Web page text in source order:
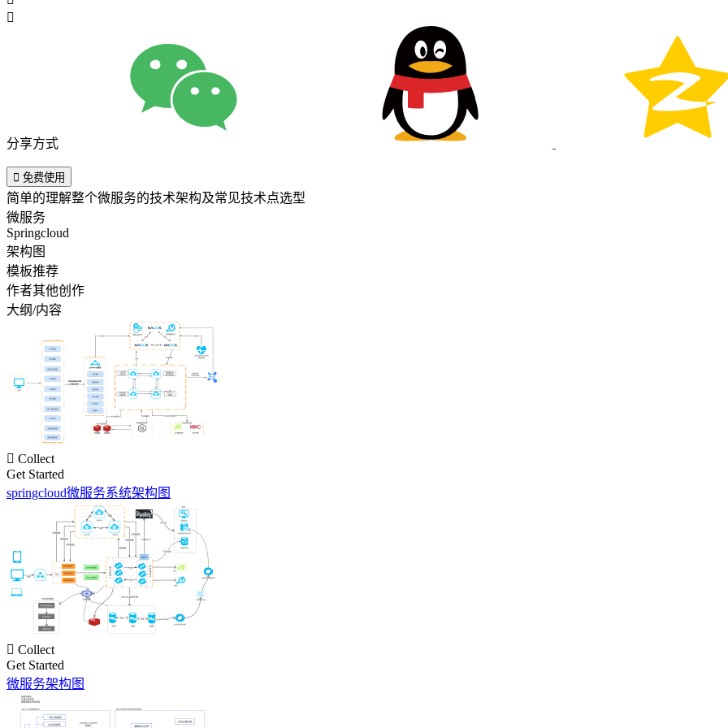

分享方式
 免费使用
简单的理解整个微服务的技术架构及常见技术点选型
微服务
Springcloud
架构图
模板推荐
作者其他创作
大纲/内容
 Collect
Get Started
springcloud微服务系统架构图
 Collect
Get Started
微服务架构图